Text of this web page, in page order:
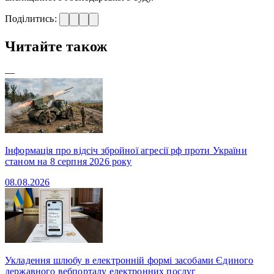
Поділитись:
Читайте також
—
Інформація про відсіч збройної агресії рф проти України
станом на 8 серпня 2026 року
08.08.2026
Укладення шлюбу в електронній формі засобами Єдиного
державного вебпорталу електронних послуг